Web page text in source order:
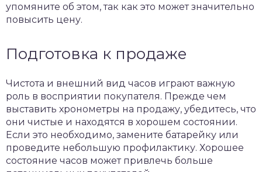
упомяните об этом, так как это может значительно
повысить цену.
Подготовка к продаже
Чистота и внешний вид часов играют важную
роль в восприятии покупателя. Прежде чем
выставить хронометры на продажу, убедитесь, что
они чистые и находятся в хорошем состоянии.
Если это необходимо, замените батарейку или
проведите небольшую профилактику. Хорошее
состояние часов может привлечь больше